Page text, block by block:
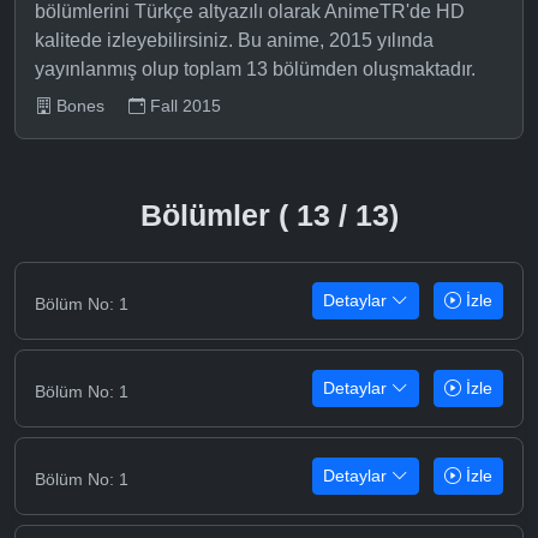
bölümlerini Türkçe altyazılı olarak AnimeTR'de HD
kalitede izleyebilirsiniz. Bu anime, 2015 yılında
yayınlanmış olup toplam 13 bölümden oluşmaktadır.
Bones Fall 2015
Bölümler ( 13 / 13)
Bölüm No: 1 Detaylar İzle
Bölüm No: 1 Detaylar İzle
Bölüm No: 1 Detaylar İzle